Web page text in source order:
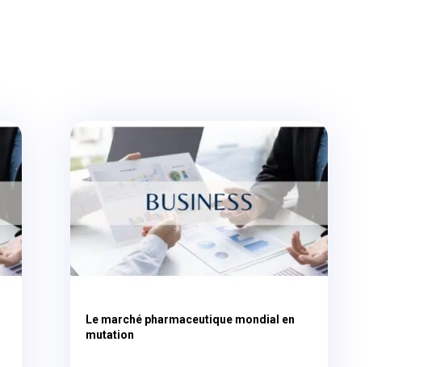
Le marché pharmaceutique mondial en
mutation